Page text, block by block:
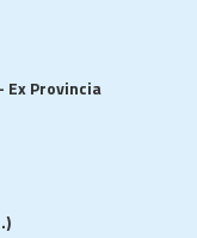
Ex Provincia